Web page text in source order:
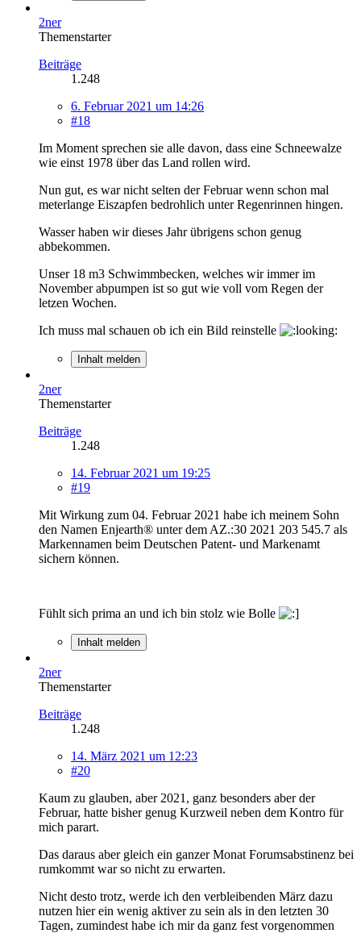
2ner
Themenstarter
Beiträge
1.248
6. Februar 2021 um 14:26
#18
Im Moment sprechen sie alle davon, dass eine Schneewalze
wie einst 1978 über das Land rollen wird.
Nun gut, es war nicht selten der Februar wenn schon mal
meterlange Eiszapfen bedrohlich unter Regenrinnen hingen.
Wasser haben wir dieses Jahr übrigens schon genug
abbekommen.
Unser 18 m3 Schwimmbecken, welches wir immer im
November abpumpen ist so gut wie voll vom Regen der
letzen Wochen.
Ich muss mal schauen ob ich ein Bild reinstelle
Inhalt melden
2ner
Themenstarter
Beiträge
1.248
14. Februar 2021 um 19:25
#19
Mit Wirkung zum 04. Februar 2021 habe ich meinem Sohn
den Namen Enjearth® unter dem AZ.:30 2021 203 545.7 als
Markennamen beim Deutschen Patent- und Markenamt
sichern können.
Fühlt sich prima an und ich bin stolz wie Bolle
Inhalt melden
2ner
Themenstarter
Beiträge
1.248
14. März 2021 um 12:23
#20
Kaum zu glauben, aber 2021, ganz besonders aber der
Februar, hatte bisher genug Kurzweil neben dem Kontro für
mich parart.
Das daraus aber gleich ein ganzer Monat Forumsabstinenz bei
rumkommt war so nicht zu erwarten.
Nicht desto trotz, werde ich den verbleibenden März dazu
nutzen hier ein wenig aktiver zu sein als in den letzten 30
Tagen, zumindest habe ich mir da ganz fest vorgenommen